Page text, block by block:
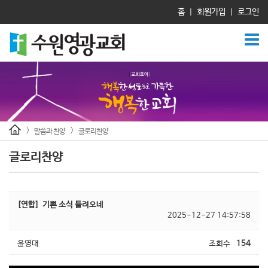
홈 회원가입 로그인
> 말씀과 찬양 > 글로리찬양
글로리찬양
[연합]
기쁜 소식 들려오네
2025-12-27 14:57:58
윤영대 조회수 154